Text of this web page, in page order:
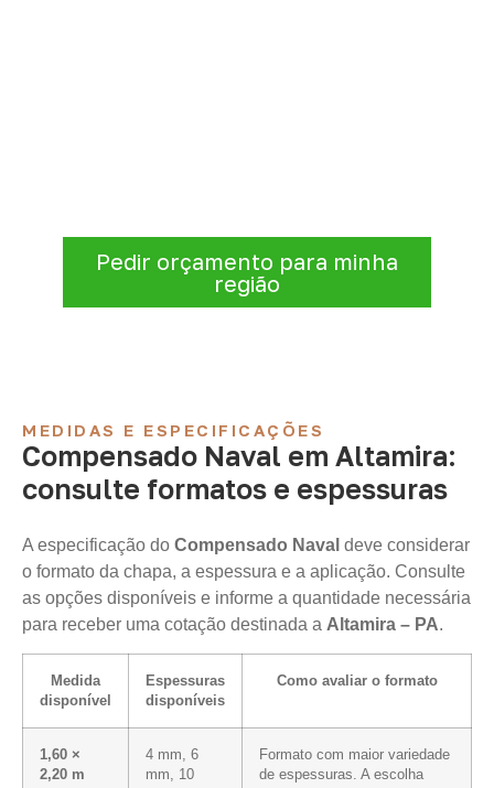
Pedir orçamento para minha
região
MEDIDAS E ESPECIFICAÇÕES
Compensado Naval em Altamira:
consulte formatos e espessuras
A especificação do Compensado Naval deve considerar
o formato da chapa, a espessura e a aplicação. Consulte
as opções disponíveis e informe a quantidade necessária
para receber uma cotação destinada a Altamira – PA.
Medida
disponível
Espessuras
disponíveis
Como avaliar o formato
1,60 ×
2,20 m
4 mm, 6
mm, 10
Formato com maior variedade
de espessuras. A escolha